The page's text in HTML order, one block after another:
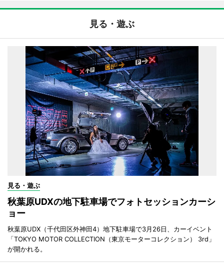
見る・遊ぶ
見る・遊ぶ
秋葉原UDXの地下駐車場でフォトセッションカーシ
ョー
秋葉原UDX（千代田区外神田4）地下駐車場で3月26日、カーイベント
「TOKYO MOTOR COLLECTION（東京モーターコレクション） 3rd」
が開かれる。